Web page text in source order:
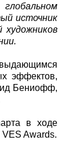
источник
художников
эффектов,
Бениофф,
в ходе
Awards.